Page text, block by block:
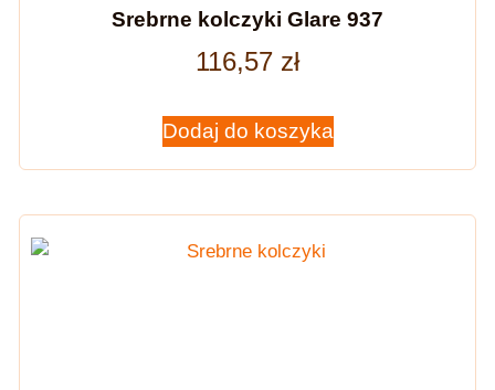
Srebrne kolczyki Glare 937
116,57 zł
Dodaj do koszyka